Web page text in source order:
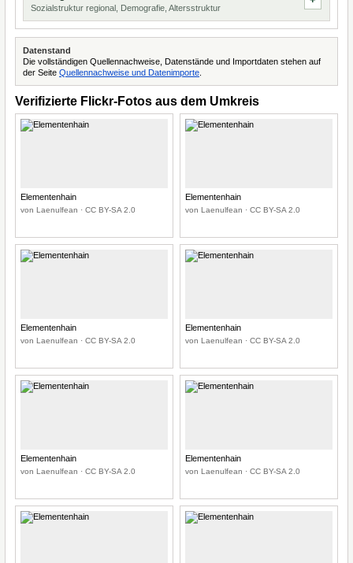
Sozialstruktur regional, Demografie, Altersstruktur
Datenstand
Die vollständigen Quellennachweise, Datenstände und Importdaten stehen auf
der Seite Quellennachweise und Datenimporte
Verifizierte Flickr-Fotos aus dem Umkreis
Elementenhain
von Laenulfean · CC BY-SA 2.0
Elementenhain
von Laenulfean · CC BY-SA 2.0
Elementenhain
von Laenulfean · CC BY-SA 2.0
Elementenhain
von Laenulfean · CC BY-SA 2.0
Elementenhain
von Laenulfean · CC BY-SA 2.0
Elementenhain
von Laenulfean · CC BY-SA 2.0